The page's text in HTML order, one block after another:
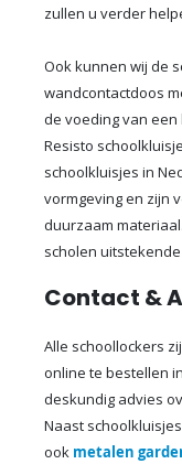
zullen u verder
Ook kunnen wij de
wandcontactdoos
de voeding van een
Resisto
schoolkluisjes in
vormgeving en zijn
duurzaam
scholen
Contact &
Alle schoollockers
online te bestellen
deskundig advies
Naast
ook metalen